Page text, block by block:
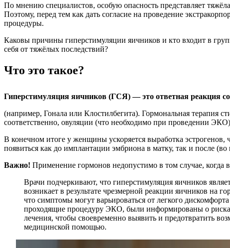
По мнению специалистов, особую опасность представляет
Поэтому, перед тем как дать согласие на проведение
процедуры.
Каковы причины гиперстимуляции яичников и кто входит в
себя от тяжёлых последствий?
Что это такое?
Гиперстимуляция яичников (ГСЯ) — это ответная реакция
(например, Гонала или Клостилбегита). Гормональная терапия
соответственно, овуляции (что необходимо при проведении
В конечном итоге у женщины ускоряется выработка
появиться как до имплантации эмбриона в матку, так и после (во
Важно! Применение гормонов недопустимо в том случае, когда
Врачи подчеркивают, что гиперстимуляция яичников
возникает в результате чрезмерной реакции яичников
что симптомы могут варьироваться от легкого
проходящие процедуру ЭКО, были информированы о
лечения, чтобы своевременно выявить и предотвратить
медицинской помощью.